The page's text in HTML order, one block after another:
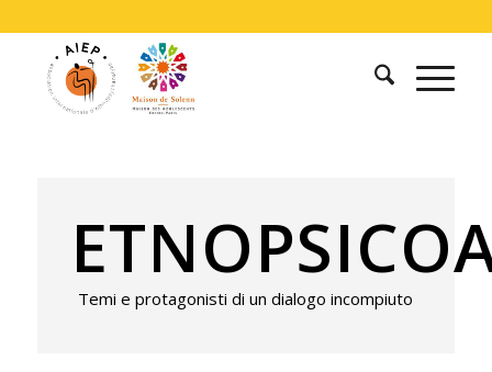
Temi e protagonisti di un dialogo incompiuto